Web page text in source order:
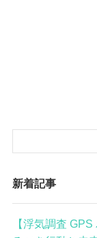
新着記事
【浮気調査